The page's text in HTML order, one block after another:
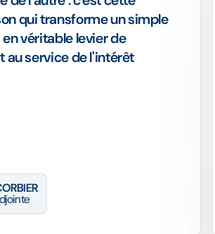
qui transforme un simple
véritable levier de
au service de l'intérêt